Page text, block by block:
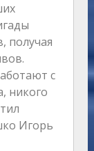
получая
с
никого
Игорь